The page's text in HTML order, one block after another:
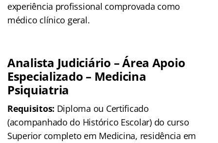
experiência profissional comprovada como
médico clínico geral.
Analista Judiciário – Área Apoio
Especializado – Medicina
Psiquiatria
Requisitos: Diploma ou Certificado
(acompanhado do Histórico Escolar) do curso
Superior completo em Medicina, residência em